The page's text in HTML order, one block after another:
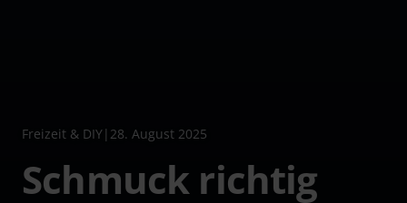
Freizeit & DIY| 28. August 2025
Schmuck richtig